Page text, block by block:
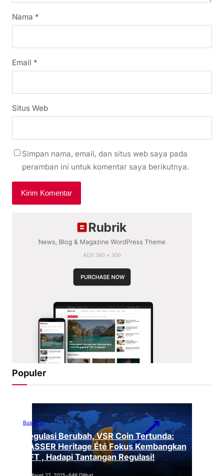
Nama *
Email *
Situs Web
Simpan nama, email, dan situs web saya pada
peramban ini untuk komentar saya berikutnya.
Populer
Business
Regulasi Berubah, VSR Coin Tertunda:
VASSER Heritage Été Fokus Kembangkan
NFT , Hadapi Tantangan Regulasi!